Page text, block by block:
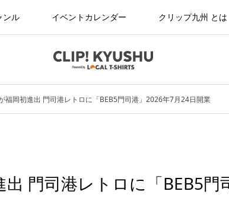
ンル イベントカレンダー クリップ九州 とは
福岡初進出 門司港レトロに「BEB5門司港」2026年7月24日開業
門司港レトロに「BEB5門